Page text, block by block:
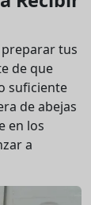
preparar tus
de que
suficiente
de abejas
en los
a